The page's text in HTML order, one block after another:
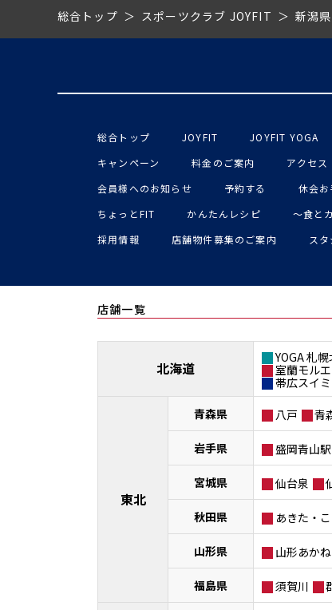
総合トップ スポーツクラブ JOYFIT 新潟県
総合トップ JOYFIT JOYFIT YOGA
キャンペーン
料金のご案内 アクセス
会員様へのお知らせ
予約する 休会お
ちょっとFIT
かんたんレシピ
〜食と
採用情報
店舗物件募集のご案内 ス
店舗一覧
北海道
YOGA 札
室蘭モル
帯広スイ
東北
青森県 八戸 青
岩手県 盛岡青山
宮城県 仙台泉
秋田県 あきた・
山形県 山形あか
福島県 須賀川